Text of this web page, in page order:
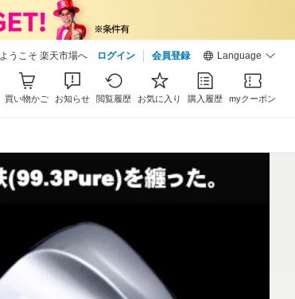
ようこそ 楽天市場へ ログイン 会員登録 Language
買い物かご お知らせ 閲覧履歴 お気に入り 購入履歴 myクーポン